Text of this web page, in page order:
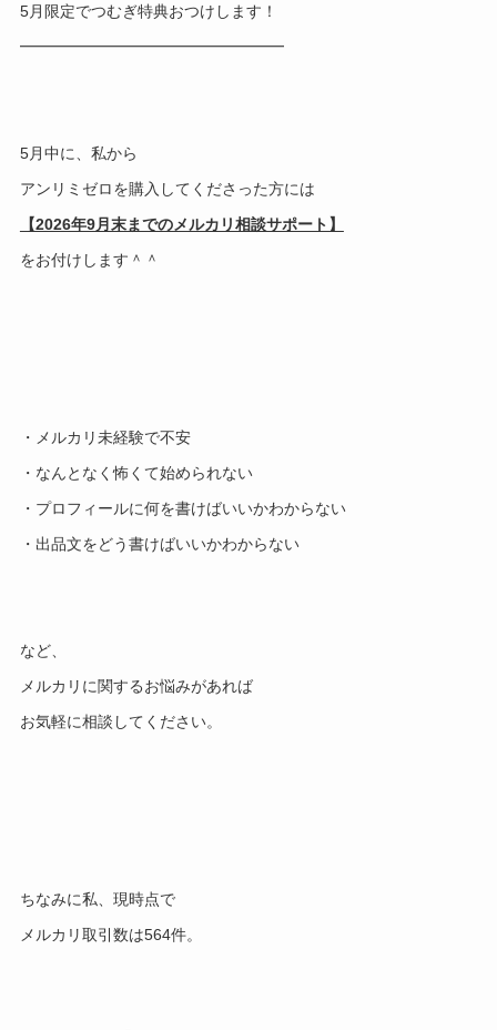
5月限定でつむぎ特典おつけします！
━━━━━━━━━━━━━━━━━
5月中に、私から
アンリミゼロを購入してくださった方には
【2026年9月末までのメルカリ相談サポート】
をお付けします＾＾
・メルカリ未経験で不安
・なんとなく怖くて始められない
・プロフィールに何を書けばいいかわからない
・出品文をどう書けばいいかわからない
など、
メルカリに関するお悩みがあれば
お気軽に相談してください。
ちなみに私、現時点で
メルカリ取引数は564件。